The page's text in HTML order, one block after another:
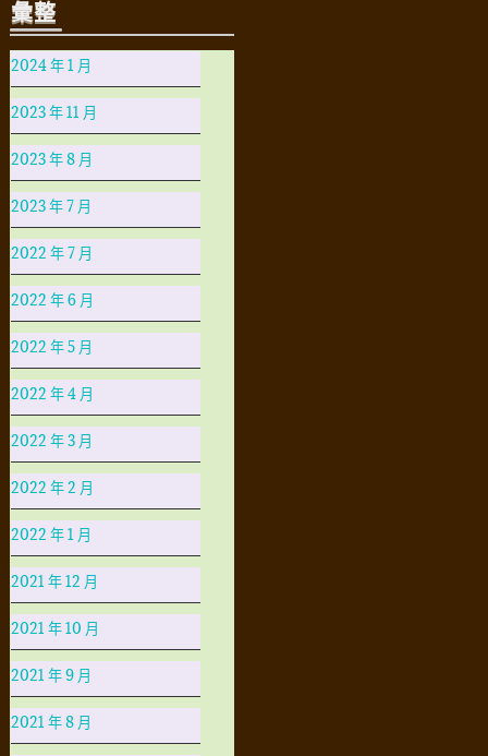
彙整
2024 年 1 月
2023 年 11 月
2023 年 8 月
2023 年 7 月
2022 年 7 月
2022 年 6 月
2022 年 5 月
2022 年 4 月
2022 年 3 月
2022 年 2 月
2022 年 1 月
2021 年 12 月
2021 年 10 月
2021 年 9 月
2021 年 8 月